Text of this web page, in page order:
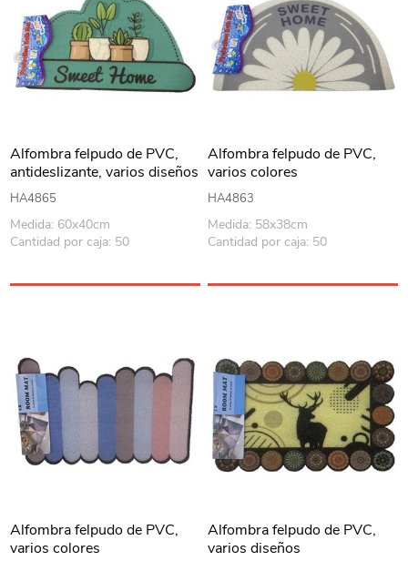
Alfombra felpudo de PVC,
antideslizante, varios diseños
HA4865
Medida: 60x40cm
Cantidad por caja: 50
Alfombra felpudo de PVC,
varios colores
HA4863
Medida: 58x38cm
Cantidad por caja: 50
Alfombra felpudo de PVC,
varios colores
Alfombra felpudo de PVC,
varios diseños